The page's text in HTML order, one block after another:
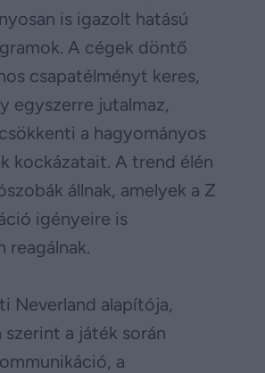
is igazolt hatású
A cégek döntő
csapatélményt keres,
egyszerre jutalmaz,
a hagyományos
kockázatait. A trend élén
állnak, amelyek a Z
igényeire is
reagálnak.
Neverland alapítója,
szerint a játék során
a